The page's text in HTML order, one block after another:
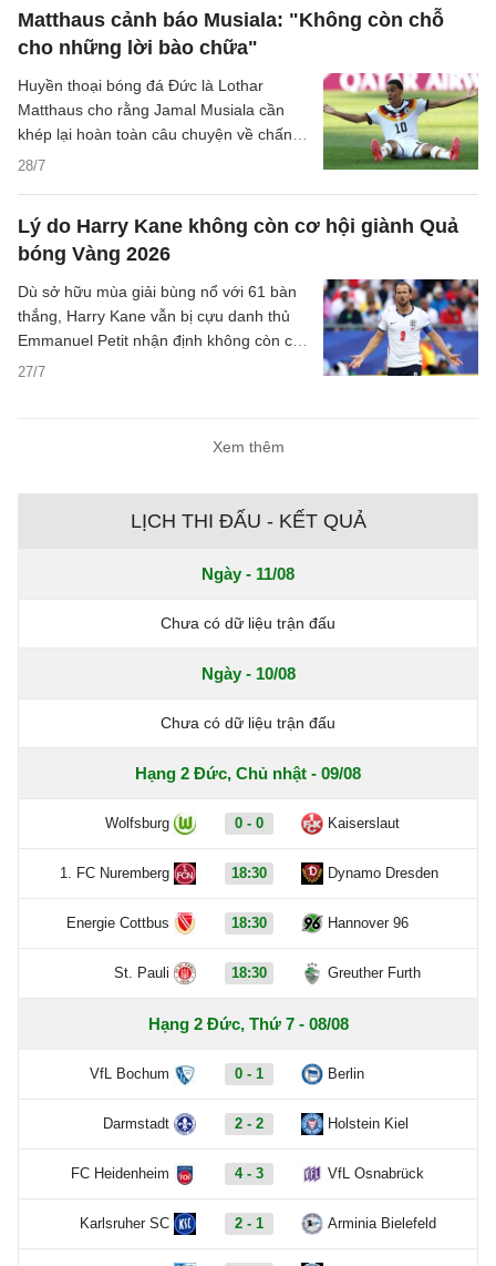
trước những áp lực từ truyền thông và dư
Matthaus cảnh báo Musiala: "Không còn chỗ
cho những lời bào chữa"
28/7
Huyền thoại bóng đá Đức là Lothar
Matthaus cho rằng Jamal Musiala cần
khép lại hoàn toàn câu chuyện về chấn
thương nghiêm trọng trong quá khứ nếu
Lý do Harry Kane không còn cơ hội giành Quả
bóng Vàng 2026
27/7
Dù sở hữu mùa giải bùng nổ với 61 bàn
thắng, Harry Kane vẫn bị cựu danh thủ
Emmanuel Petit nhận định không còn cơ
hội cạnh tranh Quả bóng Vàng 2026.
Xem thêm
LỊCH THI ĐẤU - KẾT QUẢ
Ngày - 11/08
Chưa có dữ liệu trận đấu
Ngày - 10/08
Chưa có dữ liệu trận đấu
Hạng 2 Đức, Chủ nhật - 09/08
Wolfsburg 0 - 0 Kaiserslaut
1. FC Nuremberg 18:30 Dynamo Dresden
Energie Cottbus 18:30 Hannover 96
St. Pauli 18:30 Greuther Furth
Hạng 2 Đức, Thứ 7 - 08/08
VfL Bochum 0 - 1 Berlin
Darmstadt 2 - 2 Holstein Kiel
FC Heidenheim 4 - 3 VfL Osnabrück
Karlsruher SC 2 - 1 Arminia Bielefeld